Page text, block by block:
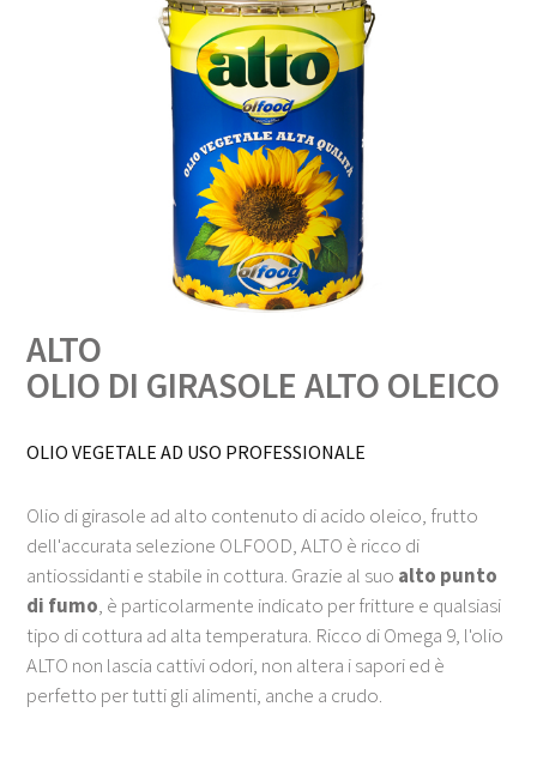
ALTO
OLIO DI GIRASOLE ALTO OLEICO
OLIO VEGETALE AD USO PROFESSIONALE
Olio di girasole ad alto contenuto di acido oleico, frutto
dell'accurata selezione OLFOOD, ALTO è ricco di
antiossidanti e stabile in cottura. Grazie al suo alto punto
di fumo, è particolarmente indicato per fritture e qualsiasi
tipo di cottura ad alta temperatura. Ricco di Omega 9, l'olio
ALTO non lascia cattivi odori, non altera i sapori ed è
perfetto per tutti gli alimenti, anche a crudo.